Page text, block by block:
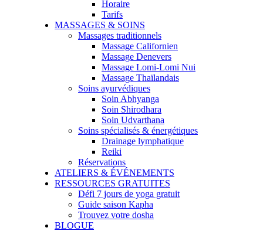
Horaire
Tarifs
MASSAGES & SOINS
Massages traditionnels
Massage Californien
Massage Denevers
Massage Lomi-Lomi Nui
Massage Thaïlandais
Soins ayurvédiques
Soin Abhyanga
Soin Shirodhara
Soin Udvarthana
Soins spécialisés & énergétiques
Drainage lymphatique
Reiki
Réservations
ATELIERS & ÉVÉNEMENTS
RESSOURCES GRATUITES
Défi 7 jours de yoga gratuit
Guide saison Kapha
Trouvez votre dosha
BLOGUE